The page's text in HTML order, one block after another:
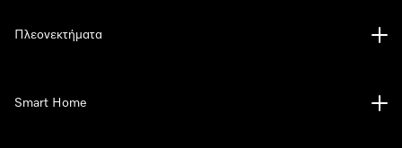
Πλεονεκτήματα
Smart Home